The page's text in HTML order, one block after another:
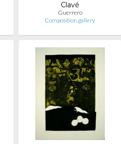
Clavé
Guerrero
Composition.gallery